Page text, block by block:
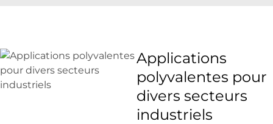
Applications
polyvalentes pour
divers secteurs
industriels